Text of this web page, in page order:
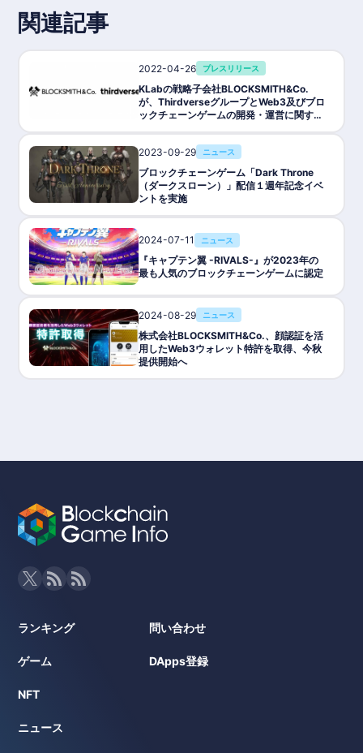
関連記事
2022-04-26 プレスリリース
KLabの戦略子会社BLOCKSMITH&Co.
が、ThirdverseグループとWeb3及びブロ
ックチェーンゲームの開発・運営に関する
2023-09-29
ニュース
ブロックチェーンゲーム「Dark Throne
（ダークスローン）」配信１週年記念イベ
ントを実施
2024-07-11 ニュース
『キャプテン翼 -RIVALS-』が2023年の
最も人気のブロックチェーンゲームに認定
2024-08-29 ニュース
株式会社BLOCKSMITH&Co.、顔認証を活
用したWeb3ウォレット特許を取得、今秋
提供開始へ
ランキング
ゲーム
NFT
ニュース
問い合わせ
DApps登録